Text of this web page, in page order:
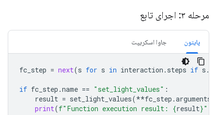
مرحله ۳: اجرای تابع
پایتون جاوا اسکریپت
fc_step = next(s for s in interaction . steps if s .
if fc_step .name == "set_light_values" :
result = set_light_values(**fc_step .arguments
print(f"Function execution result: {result}"